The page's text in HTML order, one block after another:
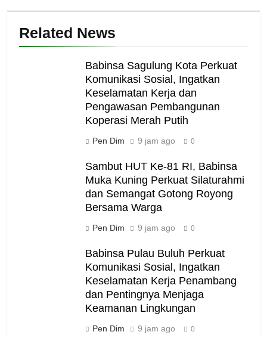
Related News
Babinsa Sagulung Kota Perkuat
Komunikasi Sosial, Ingatkan
Keselamatan Kerja dan
Pengawasan Pembangunan
Koperasi Merah Putih
Pen Dim 9 jam ago 0
Sambut HUT Ke-81 RI, Babinsa
Muka Kuning Perkuat Silaturahmi
dan Semangat Gotong Royong
Bersama Warga
Pen Dim 9 jam ago 0
Babinsa Pulau Buluh Perkuat
Komunikasi Sosial, Ingatkan
Keselamatan Kerja Penambang
dan Pentingnya Menjaga
Keamanan Lingkungan
Pen Dim 9 jam ago 0